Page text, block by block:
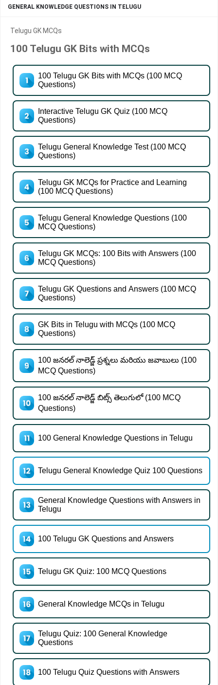
GENERAL KNOWLEDGE QUESTIONS IN TELUGU
Telugu GK MCQs
100 Telugu GK Bits with MCQs
100 Telugu GK Bits with MCQs (100 MCQ
Questions)
Interactive Telugu GK Quiz (100 MCQ
Questions)
Telugu General Knowledge Test (100 MCQ
Questions)
Telugu GK MCQs for Practice and Learning
(100 MCQ Questions)
Telugu General Knowledge Questions (100
MCQ Questions)
Telugu GK MCQs: 100 Bits with Answers (100
MCQ Questions)
Telugu GK Questions and Answers (100 MCQ
Questions)
GK Bits in Telugu with MCQs (100 MCQ
Questions)
100 జనరల్ నాలెడ్జ్ ప్రశ్నలు మరియు జవాబులు (100
MCQ Questions)
100 జనరల్ నాలెడ్జ్ బిట్స్ తెలుగులో (100 MCQ
Questions)
100 General Knowledge Questions in Telugu
Telugu General Knowledge Quiz 100 Questions
General Knowledge Questions with Answers in
Telugu
100 Telugu GK Questions and Answers
Telugu GK Quiz: 100 MCQ Questions
General Knowledge MCQs in Telugu
Telugu Quiz: 100 General Knowledge
Questions
100 Telugu Quiz Questions with Answers